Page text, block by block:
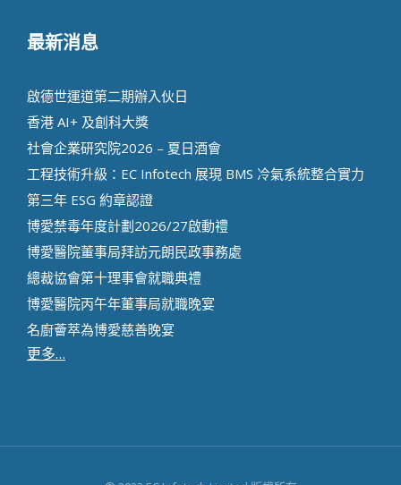
最新消息
啟德世運道第二期辦⼊伙⽇
香港 AI+ 及創科⼤獎
社會企業研究院2026 – 夏日酒會
工程技術升級：EC Infotech 展現 BMS 冷氣系統整合實力
第三年 ESG 約章認證
博愛禁毒年度計劃2026/27啟動禮
博愛醫院董事局拜訪元朗民政事務處
總裁協會第十理事會就職典禮
博愛醫院丙午年董事局就職晚宴
名廚薈萃為博愛慈善晚宴
更多…